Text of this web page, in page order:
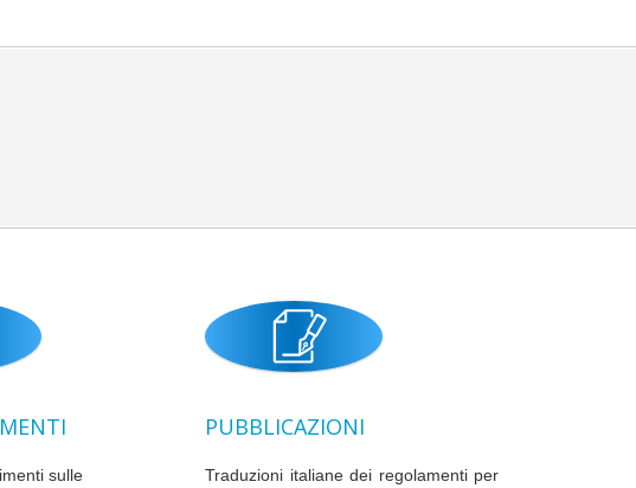
sulle
PUBBLICAZIONI
Traduzioni italiane dei regolamenti per